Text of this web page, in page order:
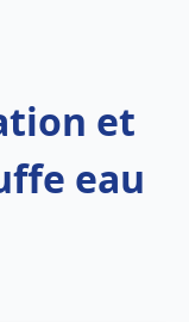
et
eau